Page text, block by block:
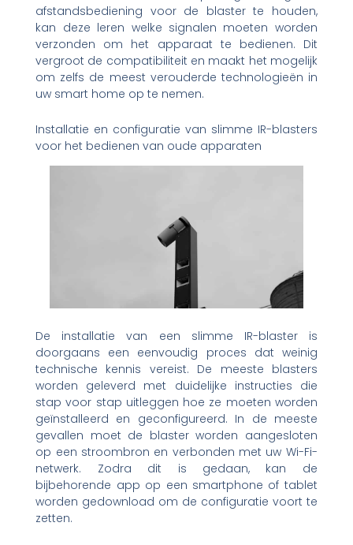
afstandsbediening voor de blaster te houden,
kan deze leren welke signalen moeten worden
verzonden om het apparaat te bedienen. Dit
vergroot de compatibiliteit en maakt het mogelijk
om zelfs de meest verouderde technologieën in
uw smart home op te nemen.
Installatie en configuratie van slimme IR-blasters
voor het bedienen van oude apparaten
De installatie van een slimme IR-blaster is
doorgaans een eenvoudig proces dat weinig
technische kennis vereist. De meeste blasters
worden geleverd met duidelijke instructies die
stap voor stap uitleggen hoe ze moeten worden
geïnstalleerd en geconfigureerd. In de meeste
gevallen moet de blaster worden aangesloten
op een stroombron en verbonden met uw Wi-Fi-
netwerk. Zodra dit is gedaan, kan de
bijbehorende app op een smartphone of tablet
worden gedownload om de configuratie voort te
zetten.